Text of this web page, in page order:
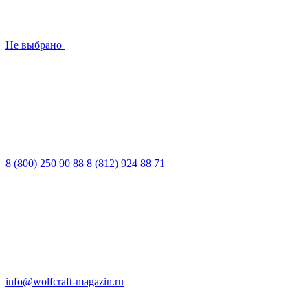
Не выбрано
8 (800) 250 90 88 8 (812) 924 88 71
info@wolfcraft-magazin.ru